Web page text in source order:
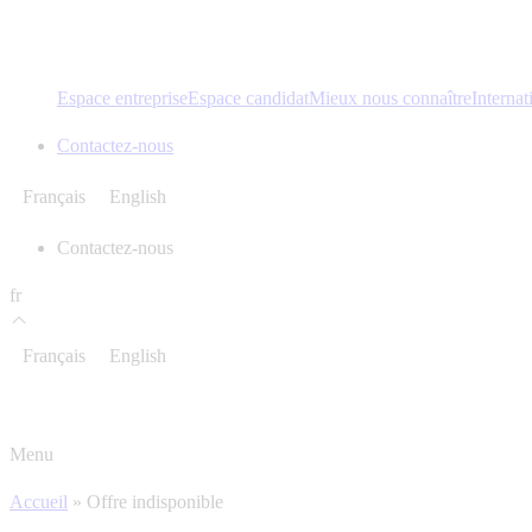
Espace entrepriseEspace candidatMieux nous connaître
Contactez-nous
Français English
Contactez-nous
fr
Français English
Menu
Accueil » Offre indisponible